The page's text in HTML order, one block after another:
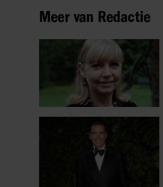
Meer van Redactie